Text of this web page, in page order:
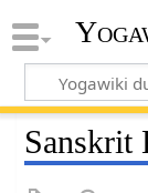
Sanskrit